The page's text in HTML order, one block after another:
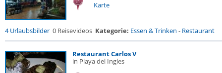
Karte
4 Urlaubsbilder 0 Reisevideos Kategorie: Essen & Trinken - Restaurant
Restaurant Carlos V
in Playa del Ingles